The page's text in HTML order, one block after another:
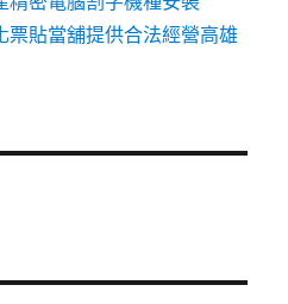
票貼當舖提供合法經營高雄